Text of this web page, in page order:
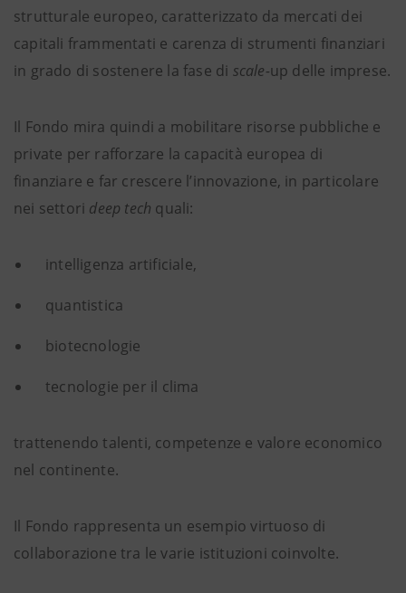
strutturale europeo, caratterizzato da mercati dei
capitali frammentati e carenza di strumenti finanziari
in grado di sostenere la fase di scale-up delle imprese.
Il Fondo mira quindi a mobilitare risorse pubbliche e
private per rafforzare la capacità europea di
finanziare e far crescere l’innovazione, in particolare
nei settori deep tech quali:
intelligenza artificiale,
quantistica
biotecnologie
tecnologie per il clima
trattenendo talenti, competenze e valore economico
nel continente.
Il Fondo rappresenta un esempio virtuoso di
collaborazione tra le varie istituzioni coinvolte.